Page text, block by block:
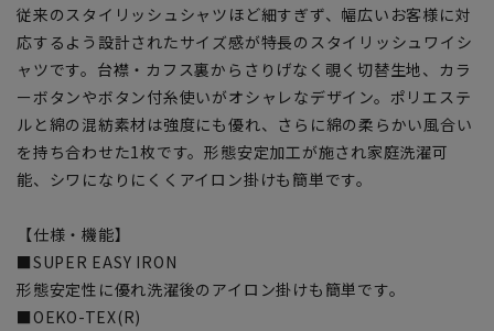
従来のスタイリッシュシャツほど細すぎず、幅広いお客様に対
応するよう設計されたサイズ感が特長のスタイリッシュワイシ
ャツです。台襟・カフス裏からさりげなく覗く切替生地、カラ
ーボタンやボタン付糸使いがオシャレなデザイン。ポリエステ
ルと綿の混紡素材は強度にも優れ、さらに綿の柔らかい風合い
を持ち合わせた1枚です。形態安定加工が施され家庭洗濯可
能、シワになりにくくアイロン掛けも簡単です。
【仕様・機能】
■SUPER EASY IRON
形態安定性に優れ洗濯後のアイロン掛けも簡単です。
■OEKO-TEX(R)